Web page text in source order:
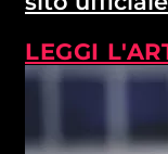
LEGGI